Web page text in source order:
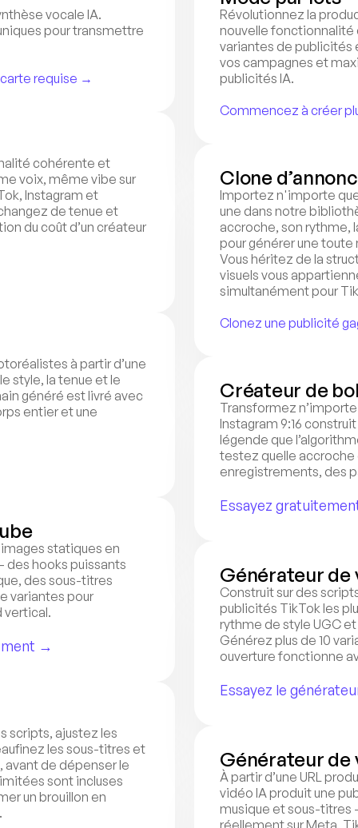
vocale IA.
pour transmettre
carte requise →
cohérente et
voix, même vibe sur
Instagram et
de tenue et
du coût d’un créateur
à partir d’une
style, la tenue et le
généré est livré avec
entier et une
statiques en
des hooks puissants
des sous-titres
variantes pour
vertical.
→
scripts, ajustez les
les sous-titres et
de dépenser le
sont incluses
un brouillon en
Révolutionnez la
nouvelle fonctionnalité
variantes de
vos campagnes et
publicités IA.
Commencez à créer
Clone
Importez n'importe
une dans notre
accroche, son rythme,
pour générer une
Vous héritez de la
visuels vous
simultanément pour
Clonez une publicité
Créateur de
Transformez
Instagram 9:16
légende que
testez quelle accroche
enregistrements, des
Essayez
Générateur de
Construit sur des
publicités TikTok les
rythme de style UGC
Générez plus de 10
ouverture fonctionne
Essayez le
Générateur de
À partir d’une URL
vidéo IA produit une
musique et sous-titres
réellement sur Meta,